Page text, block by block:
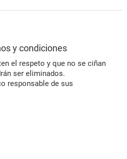
y condiciones
el respeto y que no se ciñan
ser eliminados.
responsable de sus